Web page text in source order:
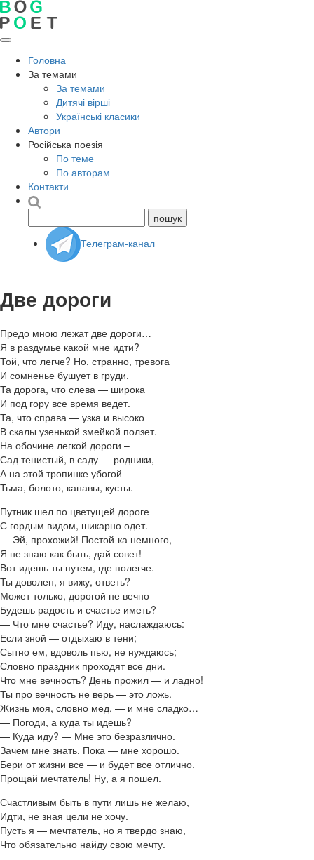
Головна
За темами
За темами
Дитячі вірші
Українські класики
Автори
Російська поезія
По теме
По авторам
Контакти
Телеграм-канал
Две дороги
Предо мною лежат две дороги…
Я в раздумье какой мне идти?
Той, что легче? Но, странно, тревога
И сомненье бушует в груди.
Та дорога, что слева — широка
И под гору все время ведет.
Та, что справа — узка и высоко
В скалы узенькой змейкой ползет.
На обочине легкой дороги –
Сад тенистый, в саду — родники,
А на этой тропинке убогой —
Тьма, болото, канавы, кусты.
Путник шел по цветущей дороге
С гордым видом, шикарно одет.
— Эй, прохожий! Постой-ка немного,—
Я не знаю как быть, дай совет!
Вот идешь ты путем, где полегче.
Ты доволен, я вижу, ответь?
Может только, дорогой не вечно
Будешь радость и счастье иметь?
— Что мне счастье? Иду, наслаждаюсь:
Если зной — отдыхаю в тени;
Сытно ем, вдоволь пью, не нуждаюсь;
Словно праздник проходят все дни.
Что мне вечность? День прожил — и ладно!
Ты про вечность не верь — это ложь.
Жизнь моя, словно мед, — и мне сладко…
— Погоди, а куда ты идешь?
— Куда иду? — Мне это безразлично.
Зачем мне знать. Пока — мне хорошо.
Бери от жизни все — и будет все отлично.
Прощай мечтатель! Ну, а я пошел.
Счастливым быть в пути лишь не желаю,
Идти, не зная цели не хочу.
Пусть я — мечтатель, но я твердо знаю,
Что обязательно найду свою мечту.